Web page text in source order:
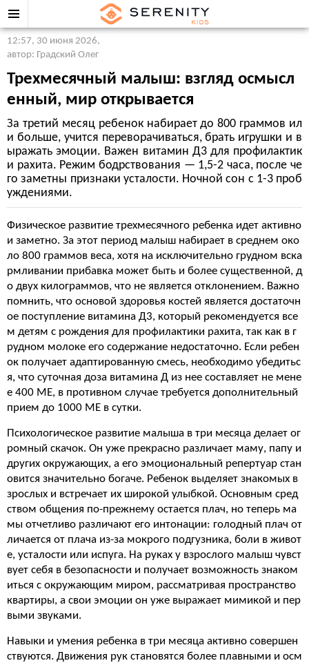
12:57, 30 июня 2026,
автор: Градский Олег
Трехмесячный малыш: взгляд осмысл
енный, мир открывается
За третий месяц ребенок набирает до 800 граммов ил
и больше, учится переворачиваться, брать игрушки и в
ыражать эмоции. Важен витамин Д3 для профилактик
и рахита. Режим бодрствования — 1,5-2 часа, после че
го заметны признаки усталости. Ночной сон с 1-3 проб
уждениями.
Физическое развитие трехмесячного ребенка идет активно
и заметно. За этот период малыш набирает в среднем око
ло 800 граммов веса, хотя на исключительно грудном вска
рмливании прибавка может быть и более существенной, д
о двух килограммов, что не является отклонением. Важно
помнить, что основой здоровья костей является достаточн
ое поступление витамина Д3, который рекомендуется все
м детям с рождения для профилактики рахита, так как в г
рудном молоке его содержание недостаточно. Если ребен
ок получает адаптированную смесь, необходимо убедитьс
я, что суточная доза витамина Д из нее составляет не мене
е 400 МЕ, в противном случае требуется дополнительный
прием до 1000 МЕ в сутки.
Психологическое развитие малыша в три месяца делает ог
ромный скачок. Он уже прекрасно различает маму, папу и
других окружающих, а его эмоциональный репертуар стан
овится значительно богаче. Ребенок выделяет знакомых в
зрослых и встречает их широкой улыбкой. Основным сред
ством общения по-прежнему остается плач, но теперь ма
мы отчетливо различают его интонации: голодный плач от
личается от плача из-за мокрого подгузника, боли в живот
е, усталости или испуга. На руках у взрослого малыш чувст
вует себя в безопасности и получает возможность знаком
иться с окружающим миром, рассматривая пространство
квартиры, а свои эмоции он уже выражает мимикой и пер
выми звуками.
Навыки и умения ребенка в три месяца активно совершен
ствуются. Движения рук становятся более плавными и осм